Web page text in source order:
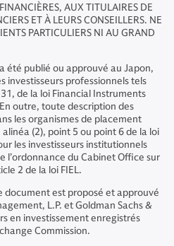
AUX TITULAIRES DE
ET À LEURS CONSEILLERS. NE
PARTICULIERS NI AU GRAND
été publié ou approuvé au Japon,
investisseurs professionnels tels
de la loi Financial Instruments
outre, toute description des
les organismes de placement
(2), point 5 ou point 6 de la loi
les investisseurs institutionnels
l’ordonnance du Cabinet Office sur
2 de la loi FIEL.
document est proposé et approuvé
L.P. et Goldman Sachs &
en investissement enregistrés
Commission.